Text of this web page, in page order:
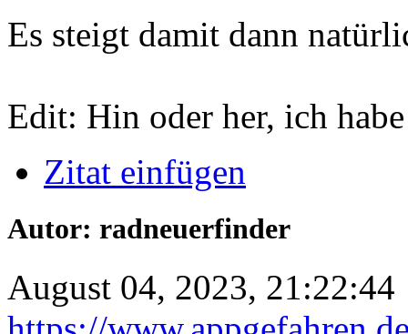
Es steigt damit dann
Edit: Hin oder her, ich
Zitat einfügen
Autor: radneuerfinder
August 04, 2023, 21:22:44